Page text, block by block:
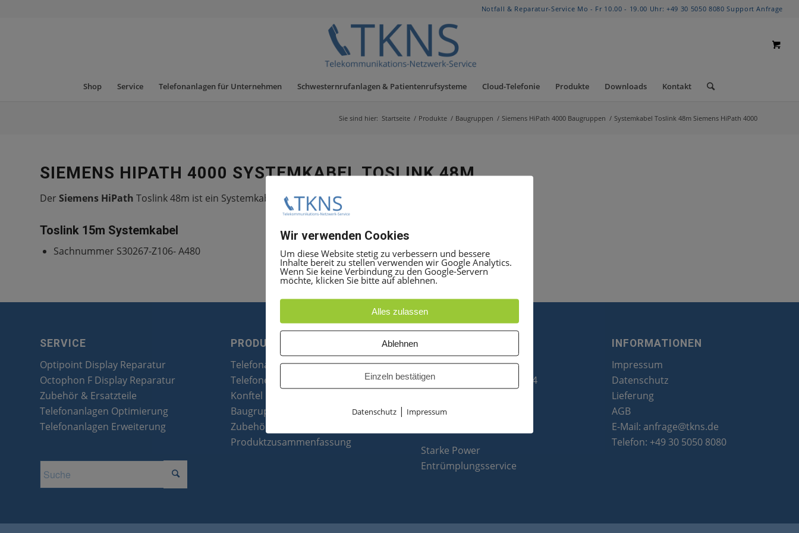
Notfall & Reparatur-Service Mo - Fr 10.00 - 19.00 Uhr: +49 30 5050 8080 Support Anfrage
Shop Service Telefonanlagen für Unternehmen Schwesternrufanlagen & Patientenrufsysteme Cloud-Telefonie Produkte Downloads Kontakt
Sie sind hier: Startseite / Produkte / Baugruppen / Siemens HiPath 4000 Baugruppen / Systemkabel Toslink 48m Siemens HiPath 4000
SIEMENS HIPATH 4000 SYSTEMKABEL TOSLINK 48M
Der Siemens HiPath Toslink 48m ist ein Systemkabell für die HiPath 4000
Toslink 15m Systemkabel
Sachnummer S30267-Z106- A480
SERVICE
Optipoint Display Reparatur
Octophon F Display Reparatur
Zubehör & Ersatzteile
Telefonanlagen Optimierung
Telefonanlagen Erweiterung
PRODUKTE
Telefonanlagen
Telefone
Konftel Konferenztelefone
Baugruppen
Zubehör & Ersatzteile
Produktzusammenfassung
optiPoint 500
Telefonanlagen Service 24
Octopus F
Starke Power
Entrümplungsservice
INFORMATIONEN
Impressum
Datenschutz
Lieferung
AGB
E-Mail: anfrage@tkns.de
Telefon: +49 30 5050 8080
Wir verwenden Cookies
Um diese Website stetig zu verbessern und bessere
Inhalte bereit zu stellen verwenden wir Google Analytics.
Wenn Sie keine Verbindung zu den Google-Servern
möchte, klicken Sie bitte auf ablehnen.
Alles zulassen
Ablehnen
Einzeln bestätigen
Datenschutz | Impressum